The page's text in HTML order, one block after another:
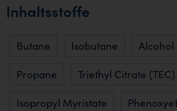
Inhaltsstoffe
Butane Isobutane Alcohol
Propane Triethyl Citrate (TEC)
Isopropyl Myristate